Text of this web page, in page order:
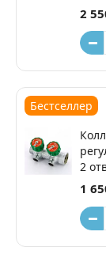
2
Бестселлер
2
1